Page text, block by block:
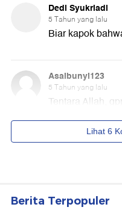
Berita Terpopuler